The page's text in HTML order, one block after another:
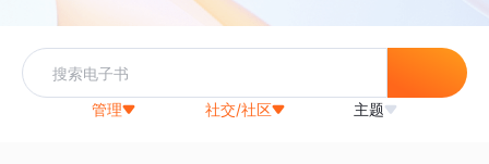
管理 社交/社区 主题